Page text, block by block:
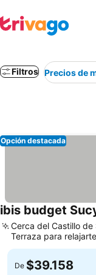
Filtros Precios de
Opción destacada
ibis budget
Cerca del Castillo de
Terraza para relajarte
De $39.158